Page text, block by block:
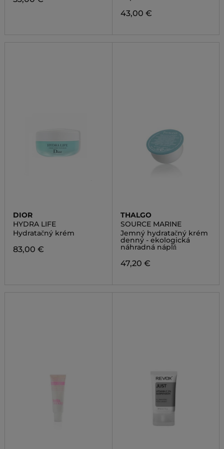
43,00 €
DIOR
HYDRA LIFE
Hydratačný krém
83,00 €
THALGO
SOURCE MARINE
Jemný hydratačný krém
denný - ekologická
náhradná náplň
47,20 €